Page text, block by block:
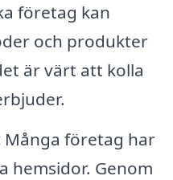
företag kan
och produkter
är värt att kolla
Många företag har
hemsidor. Genom